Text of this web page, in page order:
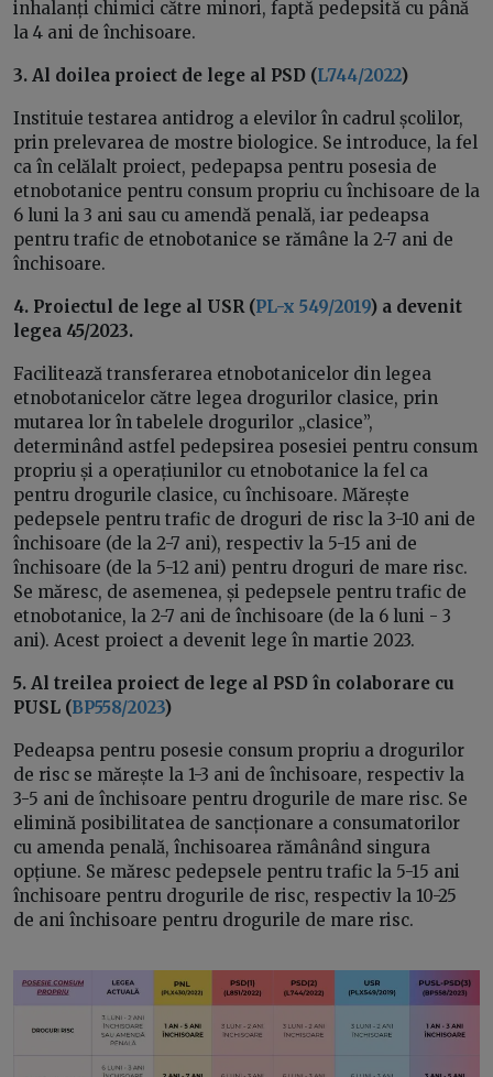
inhalanți chimici către minori, faptă pedepsită cu până
la 4 ani de închisoare.
3. Al doilea proiect de lege al PSD (L744/2022)
Instituie testarea antidrog a elevilor în cadrul școlilor,
prin prelevarea de mostre biologice. Se introduce, la fel
ca în celălalt proiect, pedepapsa pentru posesia de
etnobotanice pentru consum propriu cu închisoare de la
6 luni la 3 ani sau cu amendă penală, iar pedeapsa
pentru trafic de etnobotanice se rămâne la 2-7 ani de
închisoare.
4. Proiectul de lege al USR (PL-x 549/2019) a devenit
legea 45/2023.
Facilitează transferarea etnobotanicelor din legea
etnobotanicelor către legea drogurilor clasice, prin
mutarea lor în tabelele drogurilor „clasice”,
determinând astfel pedepsirea posesiei pentru consum
propriu și a operațiunilor cu etnobotanice la fel ca
pentru drogurile clasice, cu închisoare. Mărește
pedepsele pentru trafic de droguri de risc la 3-10 ani de
închisoare (de la 2-7 ani), respectiv la 5-15 ani de
închisoare (de la 5-12 ani) pentru droguri de mare risc.
Se măresc, de asemenea, și pedepsele pentru trafic de
etnobotanice, la 2-7 ani de închisoare (de la 6 luni - 3
ani). Acest proiect a devenit lege în martie 2023.
5. Al treilea proiect de lege al PSD în colaborare cu
PUSL (BP558/2023)
Pedeapsa pentru posesie consum propriu a drogurilor
de risc se mărește la 1-3 ani de închisoare, respectiv la
3-5 ani de închisoare pentru drogurile de mare risc. Se
elimină posibilitatea de sancționare a consumatorilor
cu amenda penală, închisoarea rămânând singura
opțiune. Se măresc pedepsele pentru trafic la 5-15 ani
închisoare pentru drogurile de risc, respectiv la 10-25
de ani închisoare pentru drogurile de mare risc.